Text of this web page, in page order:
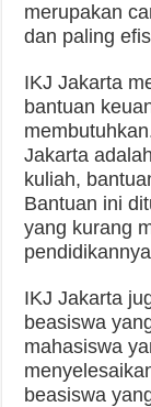
merupakan
dan paling
IKJ Jakarta
bantuan
Jakarta
kuliah,
Bantuan ini
yang kurang
IKJ Jakarta
beasiswa
mahasiswa
beasiswa